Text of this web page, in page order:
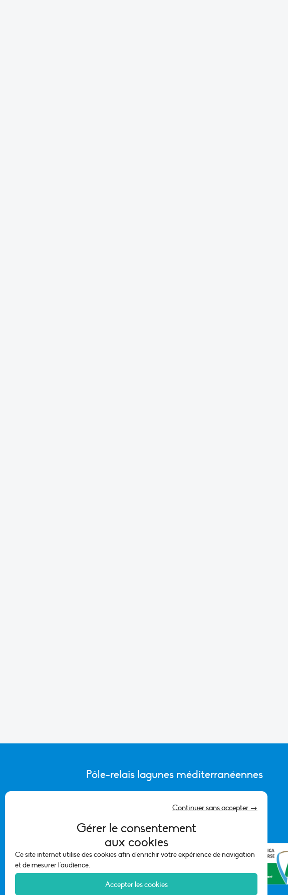
Gérer le consentement
aux cookies
Ce site internet utilise des cookies afin d'enrichir votre expérience de navigation
et de mesurer l'audience.
Accepter les cookies
Continuer sans accepter →
Pôle-relais lagunes méditerranéennes
CONTACTER L’ÉQUIPE DU PÔLE